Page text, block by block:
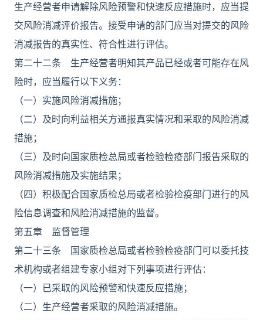
生产经营者申请解除风险预警和快速反应措施时，应当提
交风险消减评价报告。接受申请的部门应当对提交的风险
消减报告的真实性、符合性进行评估。
第二十二条 生产经营者明知其产品已经或者可能存在风
险时，应当履行以下义务：
（一）实施风险消减措施；
（二）及时向利益相关方通报真实情况和采取的风险消减
措施；
（三）及时向国家质检总局或者检验检疫部门报告采取的
风险消减措施及实施结果；
（四）积极配合国家质检总局或者检验检疫部门进行的风
险信息调查和风险消减措施的监督。
第五章 监督管理
第二十三条 国家质检总局或者检验检疫部门可以委托技
术机构或者组建专家小组对下列事项进行评估：
（一）已采取的风险预警和快速反应措施；
（二）生产经营者采取的风险消减措施。